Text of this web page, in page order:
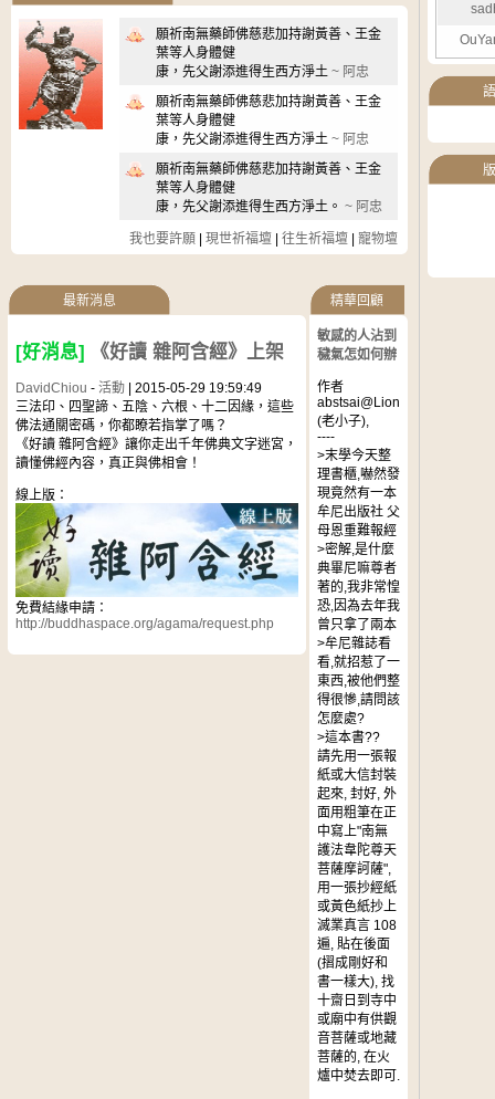
願祈南無藥師佛慈悲加持謝黃善、王金
葉等人身體健
康，先父謝添進得生西方淨土 ~ 阿忠
願祈南無藥師佛慈悲加持謝黃善、王金
葉等人身體健
康，先父謝添進得生西方淨土 ~ 阿忠
願祈南無藥師佛慈悲加持謝黃善、王金
葉等人身體健
康，先父謝添進得生西方淨土。 ~ 阿忠
我也要許願 現世祈福壇 往生祈福壇 寵物壇
最新消息
[好消息] 《好讀 雜阿含經》上架
DavidChiou - 活動 | 2015-05-29 19:59:49
三法印、四聖諦、五陰、六根、十二因緣，這些
佛法通關密碼，你都瞭若指掌了嗎？
《好讀 雜阿含經》讓你走出千年佛典文字迷宮，
讀懂佛經內容，真正與佛相會！
線上版：
免費結緣申請：
http://buddhaspace.org/agama/request.php
精華回顧
敏感的人沾到
穢氣怎如何辦
作者
abstsai@Lion
(老小子),
----
>末學今天整
理書櫃,嚇然發
現竟然有一本
牟尼出版社 父
母恩重難報經
>密解,是什麼
典畢尼嘛尊者
著的,我非常惶
恐,因為去年我
曾只拿了兩本
>牟尼雜誌看
看,就招惹了一
東西,被他們整
得很慘,請問該
怎麼處?
>這本書??
請先用一張報
紙或大信封裝
起來, 封好, 外
面用粗筆在正
中寫上"南無
護法韋陀尊天
菩薩摩訶薩",
用一張抄經紙
或黃色紙抄上
滅業真言 108
遍, 貼在後面
(摺成剛好和
書一樣大), 找
十齋日到寺中
或廟中有供觀
音菩薩或地藏
菩薩的, 在火
爐中焚去即可.